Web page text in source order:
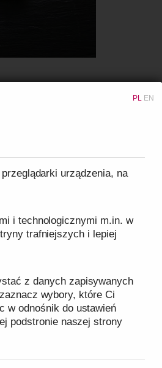
PL EN
urządzenia, na
i technologicznymi m.in. w
trafniejszych i lepiej
z danych zapisywanych
wybory, które Ci
w odnośnik do ustawień
podstronie naszej strony
do
rodzaju czynniki
na stacjach
ich ogromnej
ułatwia transport